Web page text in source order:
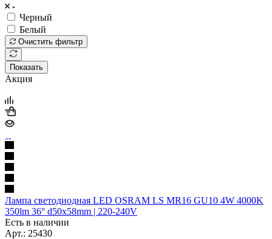
Черный
Белый
Очистить фильтр
Показать
Акция
Лампа светодиодная LED OSRAM LS MR16 GU10 4W 4000K
350lm 36° d50x58mm | 220-240V
Есть в наличии
Арт.: 25430